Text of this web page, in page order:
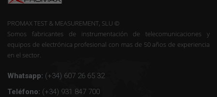
PROMAX TEST & MEASUREMENT, SLU ©
Somos fabricantes de instrumentación de telecomunicaciones y
equipos de electrónica profesional con mas de 50 años de experiencia
en el sector.
Whatsapp: (+34) 607 26 65 32
Teléfono: (+34) 931 847 700